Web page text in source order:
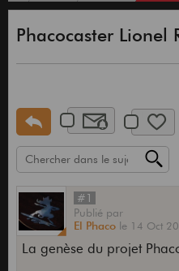
Phacocaster Lionel
#1
Publié par
El Phaco le 14 Oct
La genèse du projet